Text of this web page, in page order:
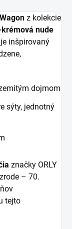
z kolekcie
nude
inšpirovaný
dojmom
sýty, jednotný
značky ORLY
– 70.
tejto